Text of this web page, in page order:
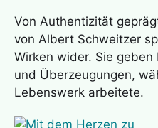
Von Authentizität
von Albert Schweitzer
Wirken wider. Sie geben
und Überzeugungen,
Lebenswerk arbeitete.